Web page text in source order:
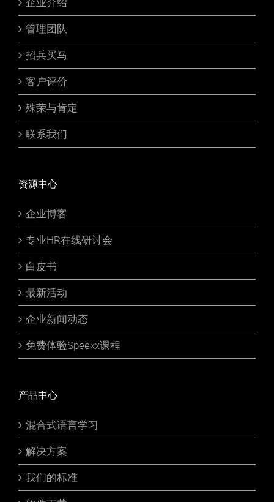
管理团队
招兵买马
客户评价
殊荣与肯定
联系我们
资源中心
企业博客
专业HR在线研讨会
白皮书
最新活动
企业新闻动态
免费体验Speexx课程
产品中心
混合式语言学习
解决方案
我们的标准